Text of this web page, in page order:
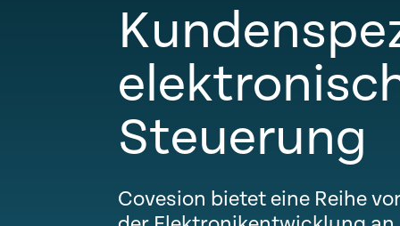
Steuerung
Covesion bietet eine Reihe